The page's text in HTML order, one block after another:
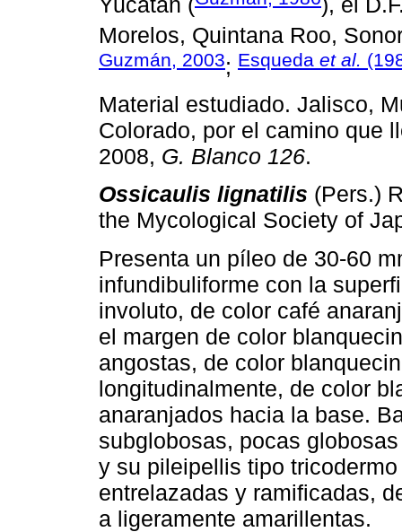
Morelos, Quintana Roo,
Guzmán, 2003; Esqueda et al.
Material estudiado. Jalisco,
Colorado, por el camino que
2008, G. Blanco 126.
Ossicaulis lignatilis (Pers.)
the Mycological Society of
Presenta un píleo de 30-60
infundibuliforme con la
involuto, de color café
el margen de color
angostas, de color
longitudinalmente, de color
anaranjados hacia la base.
subglobosas, pocas
y su pileipellis tipo
entrelazadas y ramificadas,
a ligeramente amarillentas.